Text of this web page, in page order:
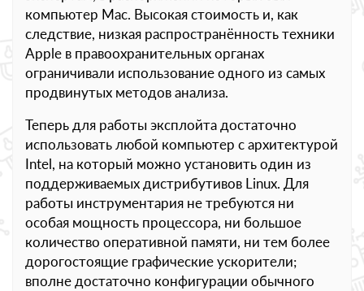
компьютер Mac. Высокая стоимость и, как
следствие, низкая распространённость техники
Apple в правоохранительных органах
ограничивали использование одного из самых
продвинутых методов анализа.
Теперь для работы эксплойта достаточно
использовать любой компьютер с архитектурой
Intel, на который можно установить один из
поддерживаемых дистрибутивов Linux. Для
работы инструментария не требуются ни
особая мощность процессора, ни большое
количество оперативной памяти, ни тем более
дорогостоящие графические ускорители;
вполне достаточно конфигурации обычного